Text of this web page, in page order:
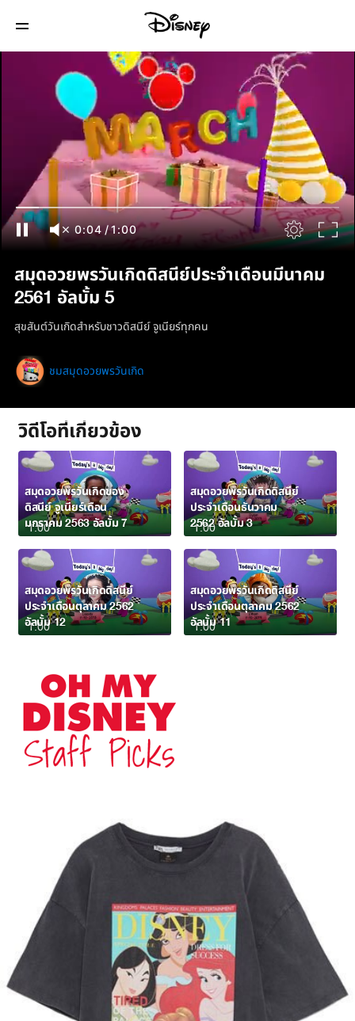
0:05/1:00
สมุดอวยพรวันเกิดดิสนีย์ประจำเดือนมีนาคม
2561 อัลบั้ม 5
สุขสันต์วันเกิดสำหรับชาวดิสนีย์ จูเนียร์ทุกคน
ชมสมุดอวยพรวันเกิด
วิดีโอที่เกี่ยวข้อง
1:00
สมุดอวยพรวันเกิดของ
ดิสนีย์ จูเนียร์เดือน
มกราคม 2563 อัลบั้ม 7
1:00
สมุดอวยพรวันเกิดดิสนีย์
ประจำเดือนธันวาคม
2562 อัลบั้ม 3
1:00
สมุดอวยพรวันเกิดดิสนีย์
ประจำเดือนตุลาคม 2562
อัลบั้ม 12
1:00
สมุดอวยพรวันเกิดดิสนีย์
ประจำเดือนตุลาคม 2562
อัลบั้ม 11